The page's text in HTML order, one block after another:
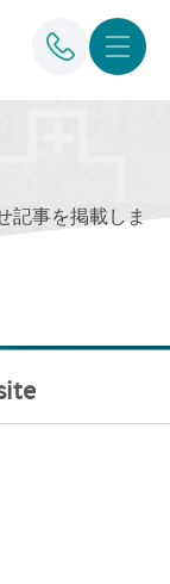
記事を掲載しま